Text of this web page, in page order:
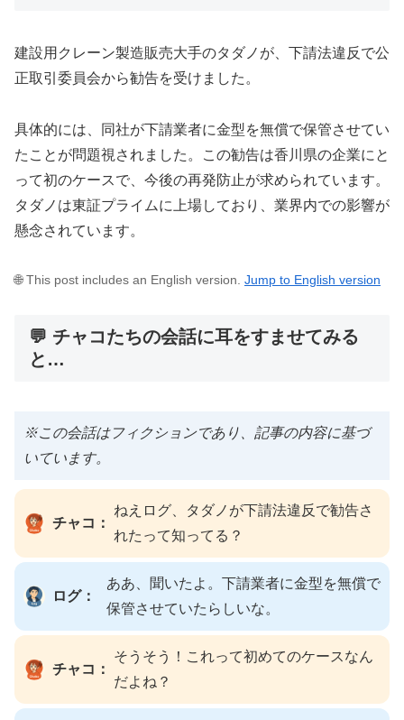
建設用クレーン製造販売大手のタダノが、下請法違反で公
正取引委員会から勧告を受けました。
具体的には、同社が下請業者に金型を無償で保管させてい
たことが問題視されました。この勧告は香川県の企業にと
って初のケースで、今後の再発防止が求められています。
タダノは東証プライムに上場しており、業界内での影響が
懸念されています。
🌐 This post includes an English version. Jump to English version
💬 チャコたちの会話に耳をすませてみる
と…
※この会話はフィクションであり、記事の内容に基づ
いています。
チャコ：
ねえログ、タダノが下請法違反で勧告さ
れたって知ってる？
ログ：
ああ、聞いたよ。下請業者に金型を無償で
保管させていたらしいな。
チャコ：
そうそう！これって初めてのケースなん
だよね？